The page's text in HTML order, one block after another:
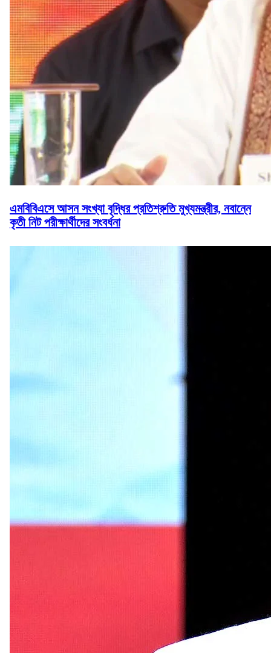
এমবিবিএসে আসন সংখ্যা বৃদ্ধির প্রতিশ্রুতি মুখ্যমন্ত্রীর, নবান্নে
কৃতী নিট পরীক্ষার্থীদের সংবর্ধনা